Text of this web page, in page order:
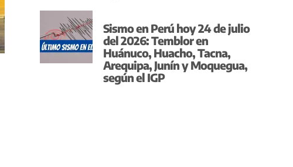
Sismo en Perú hoy 24 de julio
del 2026: Temblor en
Huánuco, Huacho, Tacna,
Arequipa, Junín y Moquegua,
según el IGP